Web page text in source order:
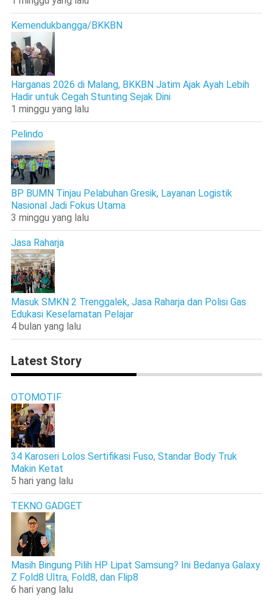
Kemendukbangga/BKKBN
Harganas 2026 di Malang, BKKBN Jatim Ajak Ayah Lebih
Hadir untuk Cegah Stunting Sejak Dini
1 minggu yang lalu
Pelindo
BP BUMN Tinjau Pelabuhan Gresik, Layanan Logistik
Nasional Jadi Fokus Utama
3 minggu yang lalu
Jasa Raharja
Masuk SMKN 2 Trenggalek, Jasa Raharja dan Polisi Gas
Edukasi Keselamatan Pelajar
4 bulan yang lalu
Latest Story
OTOMOTIF
34 Karoseri Lolos Sertifikasi Fuso, Standar Body Truk
Makin Ketat
5 hari yang lalu
TEKNO GADGET
Masih Bingung Pilih HP Lipat Samsung? Ini Bedanya Galaxy
Z Fold8 Ultra, Fold8, dan Flip8
6 hari yang lalu